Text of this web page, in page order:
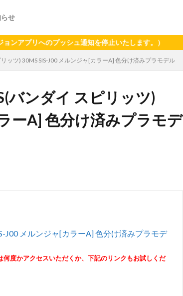
せ
のプッシュ通知を停止いたします。）
リッツ) 30MS SIS-J00 メルンジャ[カラーA] 色分け済みプラモデル
バンダイ スピリッツ)
ーA] 色分け済みプラモデ
J00 メルンジャ[カラーA] 色分け済みプラモデ
度かアクセスいただくか、下記のリンクもお試しくだ